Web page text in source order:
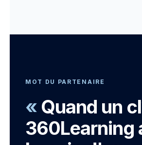
MOT DU PARTENAIRE
« Quand un
360Learning